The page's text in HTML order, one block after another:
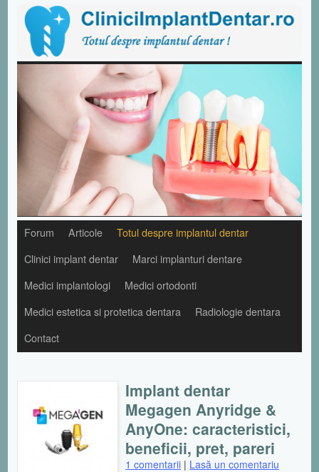
Forum Articole
Totul despre implantul dentar
Clinici implant dentar
Marci implanturi dentare
Medici implantologi
Medici ortodonti
Medici estetica si protetica dentara
Radiologie dentara
Contact
Implant dentar
Megagen Anyridge &
AnyOne: caracteristici,
beneficii, pret, pareri
1 comentarii | Lasă un comentariu